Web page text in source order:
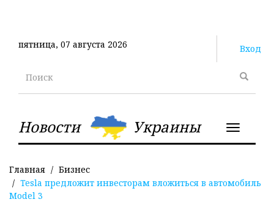
содержанию
пятница, 07 августа 2026 Вход
Поиск
Новости Украины
Toggle
Главная
Бизнес
Tesla предложит инвесторам вложиться в автомобиль
Model 3